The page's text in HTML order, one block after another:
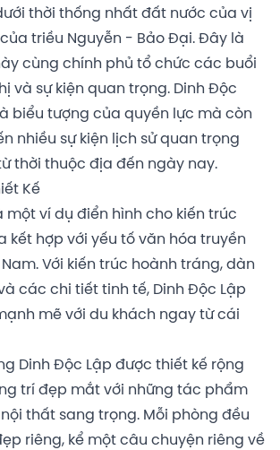
thời thống nhất đất nước của vị
triều Nguyễn - Bảo Đại. Đây là
cùng chính phủ tổ chức các buổi
và sự kiện quan trọng. Dinh Độc
biểu tượng của quyền lực mà còn
nhiều sự kiện lịch sử quan trọng
thời thuộc địa đến ngày nay.
Kế
một ví dụ điển hình cho kiến trúc
kết hợp với yếu tố văn hóa truyền
Với kiến trúc hoành tráng, dàn
các chi tiết tinh tế, Dinh Độc Lập
mẽ với du khách ngay từ cái
Dinh Độc Lập được thiết kế rộng
trí đẹp mắt với những tác phẩm
thất sang trọng. Mỗi phòng đều
riêng, kể một câu chuyện riêng về